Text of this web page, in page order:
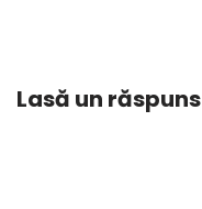
Lasă un răspuns